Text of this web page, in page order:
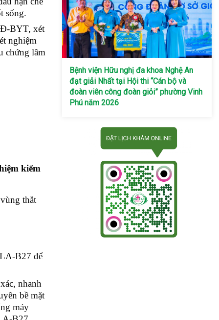
sống.
BYT, xét
nghiệm
chứng lâm
kiểm
thắt
B27 để
nhanh
bề mặt
máy
Bệnh viện Hữu nghị đa khoa Nghệ An
đạt giải Nhất tại Hội thi “Cán bộ và
đoàn viên công đoàn giỏi” phường Vinh
Phú năm 2026